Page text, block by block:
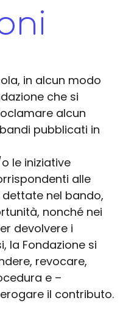
in alcun modo
che si
alcun
pubblicati in
le iniziative
alle
dettate nel bando,
nonché nei
devolvere i
la Fondazione si
revocare,
e –
il contributo.